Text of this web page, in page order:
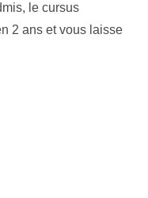
le cursus
2 ans et vous laisse